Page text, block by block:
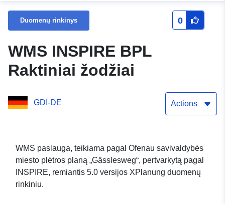
Duomenų rinkinys 0
WMS INSPIRE BPL
Raktiniai žodžiai
GDI-DE Actions
WMS paslauga, teikiama pagal Ofenau savivaldybės
miesto plėtros planą „Gässlesweg“, pertvarkytą pagal
INSPIRE, remiantis 5.0 versijos XPlanung duomenų
rinkiniu.